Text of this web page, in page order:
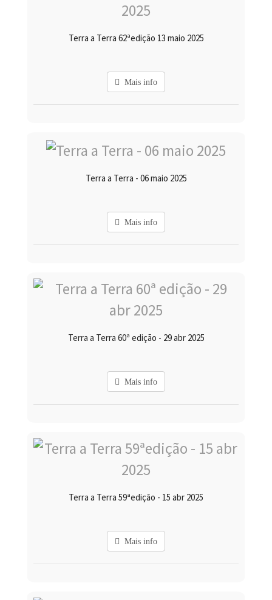
Terra a Terra 62ªedição 13 maio 2025
Mais info
Terra a Terra - 06 maio 2025
Mais info
Terra a Terra 60ª edição - 29 abr 2025
Mais info
Terra a Terra 59ªedição - 15 abr 2025
Mais info